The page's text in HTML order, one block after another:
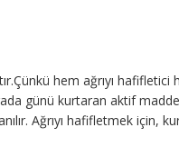
hem ağrıyı
günü kurtaran aktif
Ağrıyı hafifletmek için,